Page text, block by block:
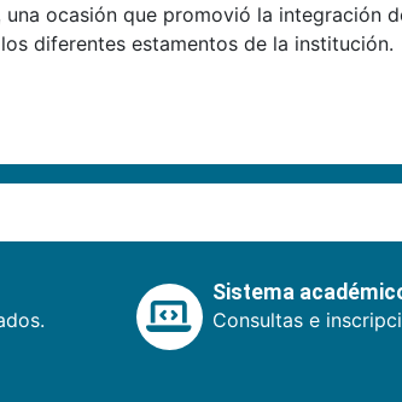
una ocasión que promovió la integración
diferentes estamentos de la institución.
Sistema
Consultas e